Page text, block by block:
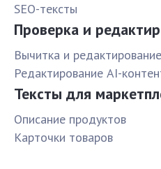
SEO-тексты
Проверка и
Вычитка и редактирование
Редактирование AI-
Тексты для
Описание продуктов
Карточки товаров